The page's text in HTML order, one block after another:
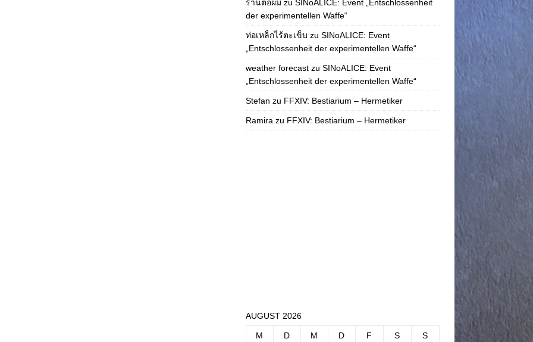
ร้านต่อผม zu SINoALICE: Event „Entschlossenheit
der experimentellen Waffe“
ท่อเหล็กไร้ตะเข็บ zu SINoALICE: Event
„Entschlossenheit der experimentellen Waffe“
weather forecastzu SINoALICE: Event
„Entschlossenheit der experimentellen Waffe“
Stefan zu FFXIV: Bestiarium – Hermetiker
Ramira zu FFXIV: Bestiarium – Hermetiker
AUGUST 2026
M D M D F S S